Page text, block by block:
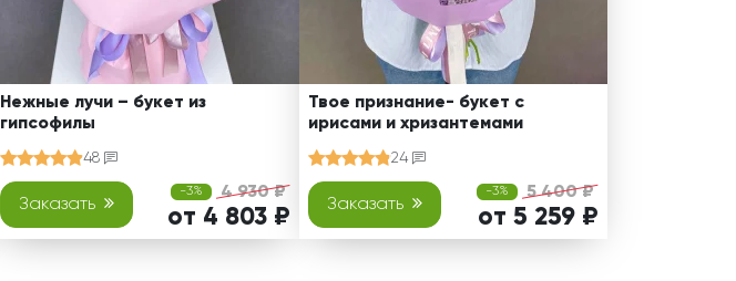
Нежные лучи – букет из
гипсофилы
48
Заказать
-3% 4 930 ₽
от 4 803 ₽
Твое признание- букет с
ирисами и хризантемами
24
Заказать
-3% 5 400 ₽
от 5 259 ₽